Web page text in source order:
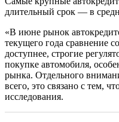
длительный срок — в
«В июне рынок
текущего года сравнение
доступнее, строгие
покупке автомобиля,
рынка. Отдельного
всего, это связано с тем,
исследования.